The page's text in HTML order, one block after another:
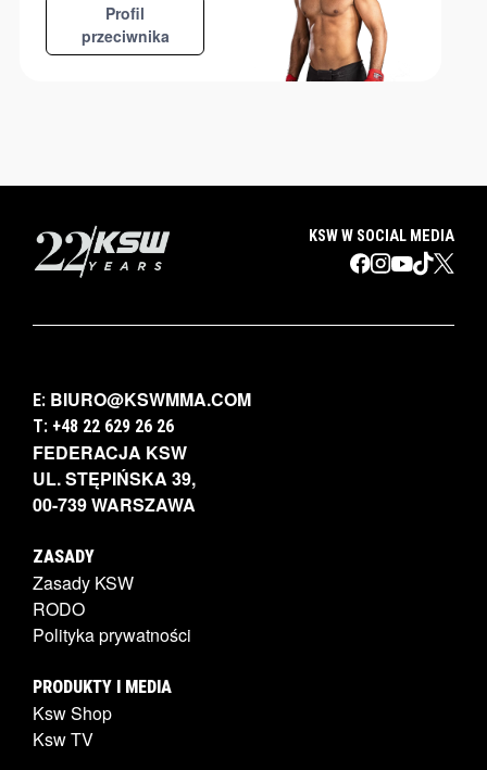
Profil
przeciwnika
KSW W SOCIAL MEDIA
E: BIURO@KSWMMA.COM
T: +48 22 629 26 26
FEDERACJA KSW
UL. STĘPIŃSKA 39,
00-739 WARSZAWA
ZASADY
Zasady KSW
RODO
Polityka prywatności
PRODUKTY I MEDIA
Ksw Shop
Ksw TV